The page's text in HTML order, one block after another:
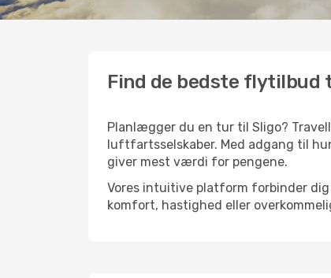
Find de bedste flytilbud
Planlægger du en tur til Sligo?
luftfartsselskaber. Med adgang til
giver mest værdi for pengene.
Vores intuitive platform forbinder dig
komfort, hastighed eller